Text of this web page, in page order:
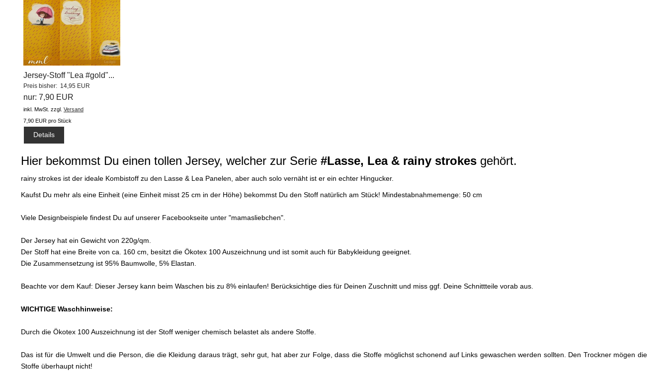
Jersey-Stoff "Lea #gold"...
Preis bisher: 14,95 EUR
nur: 7,90 EUR
inkl. MwSt. zzgl. Versand
7,90 EUR pro Stück
Details
Hier bekommst Du einen tollen Jersey, welcher zur Serie #Lasse, Lea & rainy strokes gehört.
rainy strokes ist der ideale Kombistoff zu den Lasse & Lea Panelen, aber auch solo vernäht ist er ein echter Hingucker.
Kaufst Du mehr als eine Einheit (eine Einheit misst 25 cm in der Höhe) bekommst Du den Stoff natürlich am Stück! Mindestabnahmemenge: 50 cm
Viele Designbeispiele findest Du auf unserer Facebookseite unter "mamasliebchen".
Der Jersey hat ein Gewicht von 220g/qm.
Der Stoff hat eine Breite von ca. 160 cm, besitzt die Ökotex 100 Auszeichnung und ist somit auch für Babykleidung geeignet.
Die Zusammensetzung ist 95% Baumwolle, 5% Elastan.
Beachte vor dem Kauf: Dieser Jersey kann beim Waschen bis zu 8% einlaufen! Berücksichtige dies für Deinen Zuschnitt und miss ggf. Deine Schnittteile vorab aus.
WICHTIGE Waschhinweise:
Durch die Ökotex 100 Auszeichnung ist der Stoff weniger chemisch belastet als andere Stoffe.
Das ist für die Umwelt und die Person, die die Kleidung daraus trägt, sehr gut, hat aber zur Folge, dass die Stoffe möglichst schonend auf Links gewaschen werden sollten. Den Trockner mögen die
Stoffe überhaupt nicht!